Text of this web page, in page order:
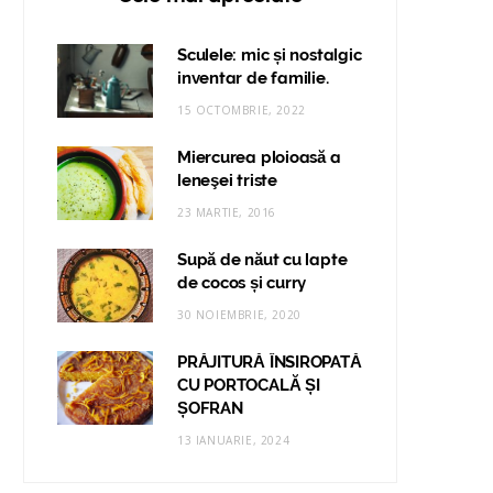
Sculele: mic și nostalgic
inventar de familie.
15 OCTOMBRIE, 2022
Miercurea ploioasă a
leneşei triste
23 MARTIE, 2016
Supă de năut cu lapte
de cocos și curry
30 NOIEMBRIE, 2020
PRĂJITURĂ ÎNSIROPATĂ
CU PORTOCALĂ ȘI
ȘOFRAN
13 IANUARIE, 2024